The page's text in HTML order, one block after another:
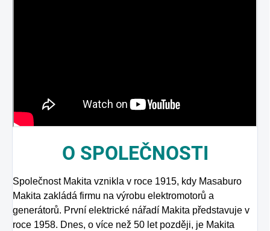
O SPOLEČNOSTI
Společnost Makita vznikla v roce 1915, kdy Masaburo
Makita zakládá firmu na výrobu elektromotorů a
generátorů. První elektrické nářadí Makita představuje v
roce 1958. Dnes, o více než 50 let později, je Makita